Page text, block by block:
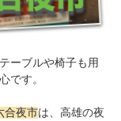
ーブルや椅子も用
です。
合夜市は、高雄の夜